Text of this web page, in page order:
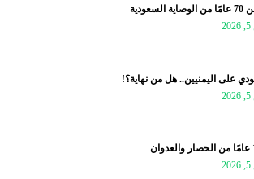
على اليمنيين.. هل من نهاية؟!